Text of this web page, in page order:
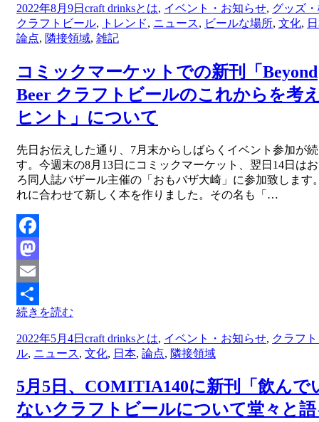
有
投
稿
日:
2022年8月9日 craft drinksとは, イベント・お知らせ, グッズ
クラフトビール, トレンド, ニュース, ビールな場所, 文化,
論点, 隣接領域, 雑記
コミックマーケットでの新刊「Beyond
Beer クラフトビールのこれからを考
ヒント」について
投稿者master
先日お伝えした通り、7月末からしばらくイベント参加が
す。今週末の8月13日にコミックマーケット、翌日14日は
ろ同人誌バザール主催の「おもバザ大崎」に参加致します
れに合わせて新しく本を作りました。その名も「…
Facebook
Mastodon
Email
共
有
続きを読む
投
稿
2022年5月4日 craft drinksとは, イベント・お知らせ, クラフ
ル, ニュース, 文化, 日本, 論点, 隣接領域
5月5日、COMITIA140に新刊「飲んで
ないクラフトビールについて堂々と